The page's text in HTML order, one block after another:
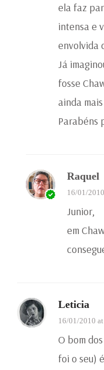
ela faz
intensa e
envolvida
Já
fosse
ainda
Parabéns
Raquel
16/01/
Junior,
em
Leticia
16/01/2010
O bom
foi o seu)